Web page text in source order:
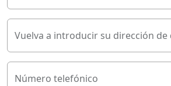
Número telefónico